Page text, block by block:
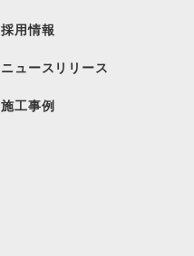
採用情報
ニュースリリース
施工事例